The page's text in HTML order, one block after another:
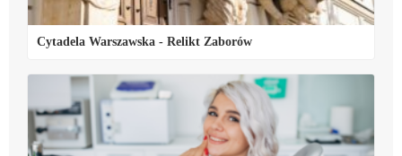
Cytadela Warszawska - Relikt Zaborów